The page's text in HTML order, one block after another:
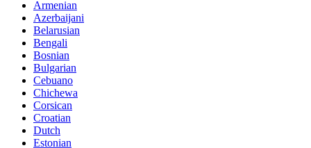
Armenian
Azerbaijani
Belarusian
Bengali
Bosnian
Bulgarian
Cebuano
Chichewa
Corsican
Croatian
Dutch
Estonian